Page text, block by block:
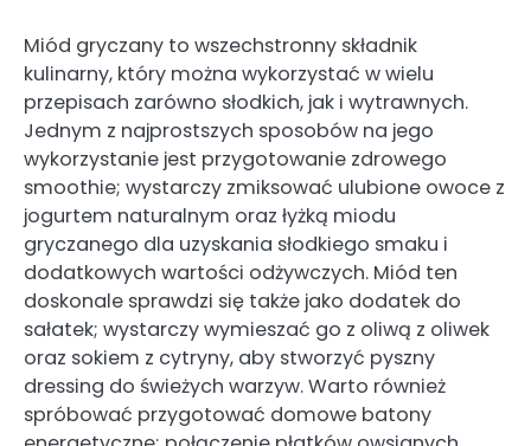
Miód gryczany to wszechstronny składnik
kulinarny, który można wykorzystać w wielu
przepisach zarówno słodkich, jak i wytrawnych.
Jednym z najprostszych sposobów na jego
wykorzystanie jest przygotowanie zdrowego
smoothie; wystarczy zmiksować ulubione owoce z
jogurtem naturalnym oraz łyżką miodu
gryczanego dla uzyskania słodkiego smaku i
dodatkowych wartości odżywczych. Miód ten
doskonale sprawdzi się także jako dodatek do
sałatek; wystarczy wymieszać go z oliwą z oliwek
oraz sokiem z cytryny, aby stworzyć pyszny
dressing do świeżych warzyw. Warto również
spróbować przygotować domowe batony